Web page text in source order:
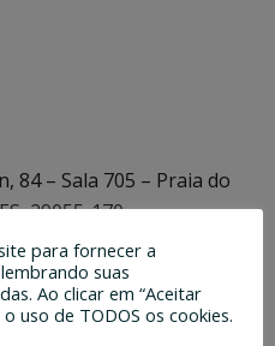
84 – Sala 705 – Praia do
29055-170
direto?
para fornecer a
suas
Ao clicar em “Aceitar
uso de TODOS os cookies.